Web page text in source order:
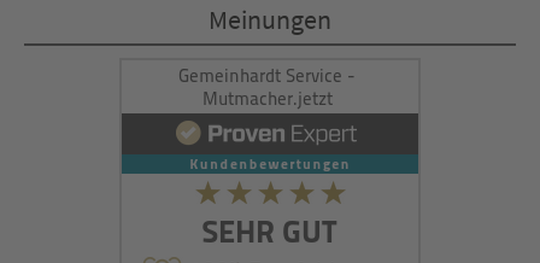
powered byUsercentrics Consent
Management Platform&eRecht24
Meinungen